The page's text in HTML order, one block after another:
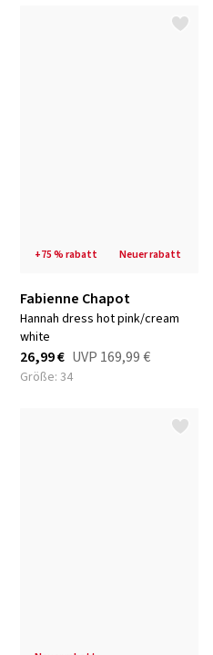
+75 % rabatt neuer rabatt
Fabienne Chapot
hannah dress hot pink/cream
white
26,99 € UVP 169,99 €
Größe: 34